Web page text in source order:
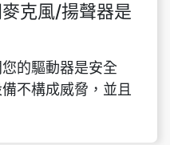
克風/揚聲器是
的驅動器是安全
不構成威脅，並且